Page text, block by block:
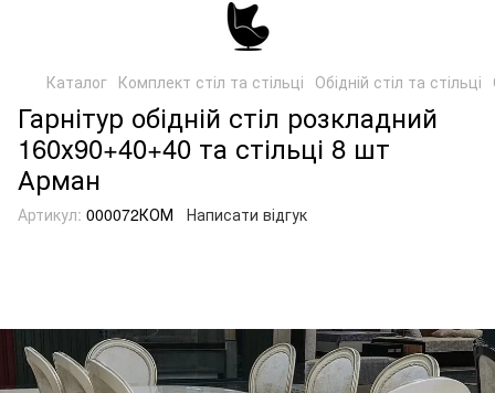
Каталог Комплект стіл та стільці Обідній стіл та стільці
Гарнітур обідній стіл розкладний
160х90+40+40 та стільці 8 шт
Арман
Артикул: 000072КОМ Написати відгук